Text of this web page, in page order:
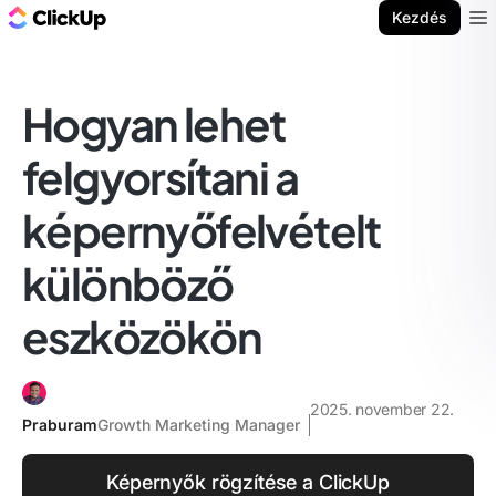
Kezdés
Hogyan lehet
felgyorsítani a
képernyőfelvételt
különböző
eszközökön
PraburamGrowth Marketing Manager
2025. november 22.
Képernyők rögzítése a ClickUp